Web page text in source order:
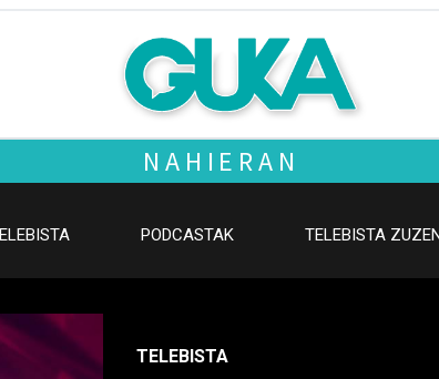
NAHIERAN
PODCASTAK TELEBISTA
TELEBISTA